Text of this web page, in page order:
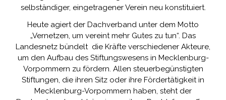
selbständiger, eingetragener Verein neu konstituiert.
Heute agiert der Dachverband unter dem Motto
„Vernetzen, um vereint mehr Gutes zu tun“. Das
Landesnetz bündelt die Kräfte verschiedener Akteure,
um den Aufbau des Stiftungswesens in Mecklenburg-
Vorpommern zu fördern. Allen steuerbegünstigten
Stiftungen, die ihren Sitz oder ihre Fördertätigkeit in
Mecklenburg-Vorpommern haben, steht der